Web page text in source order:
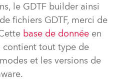
le GDTF builder ainsi
fichiers GDTF, merci de
base de donnéeen
tout type de
et les versions de